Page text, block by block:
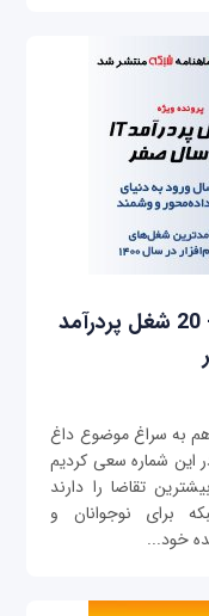
ماهنامه شبکه 239 منتشر شد - 20 شغل پردرآمد
هم به سراغ موضوع داغ
این شماره سعی کردیم
مهم‌ترین مشاغلی را که در سال 1400 بیشترین تقاضا را دارند
ماهنامه شبکه برای نوجوانان و
خود...